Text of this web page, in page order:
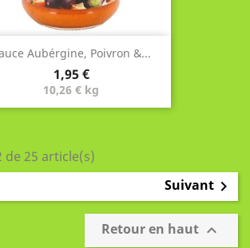
Aubérgine, Poivron &...
Prix
1,95 €
10,26 € kg
de 25 article(s)
Suivant 
Retour en haut 